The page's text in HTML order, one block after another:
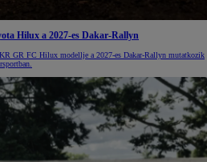
Hilux a 2027-es Dakar-Rallyn
GR FC Hilux modellje a 2027-es Dakar-Rallyn mutatkozik